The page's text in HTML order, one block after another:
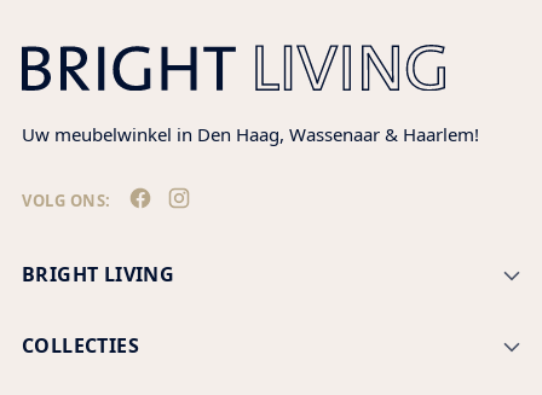
Uw meubelwinkel in Den Haag, Wassenaar & Haarlem!
VOLG ONS:
BRIGHT LIVING
COLLECTIES